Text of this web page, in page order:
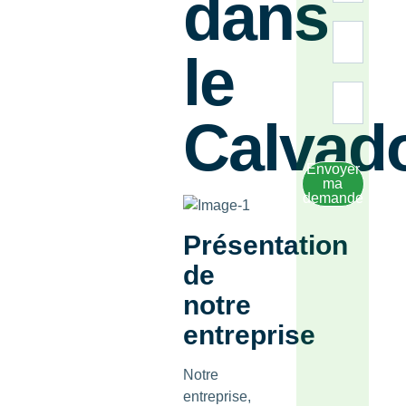
dans
le
Présentation
de
notre
entreprise
Notre
entreprise,
Envoyer
ma
demande